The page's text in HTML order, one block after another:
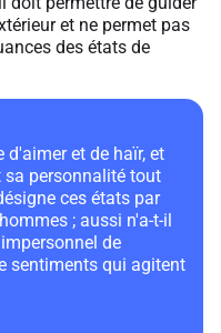
et ne permet pas
des états de
d'aimer et de haïr, et
sa personnalité tout
ces états par
; aussi n'a-t-il
de
sentiments qui agitent